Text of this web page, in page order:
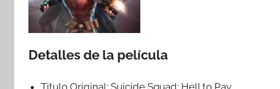
Detalles de la película